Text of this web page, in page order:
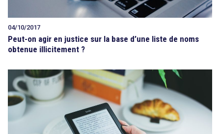
04/10/2017
Peut-on agir en justice sur la base d’une liste de noms
obtenue illicitement ?